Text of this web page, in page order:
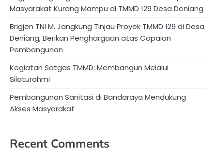
Masyarakat Kurang Mampu di TMMD 129 Desa Deniang
Brigjen TNI M. Jangkung Tinjau Proyek TMMD 129 di Desa
Deniang, Berikan Penghargaan atas Capaian
Pembangunan
Kegiatan Satgas TMMD: Membangun Melalui
Silaturahmi
Pembangunan Sanitasi di Bandaraya Mendukung
Akses Masyarakat
Recent Comments